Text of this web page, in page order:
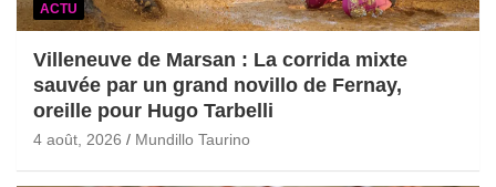
ACTU
Villeneuve de Marsan : La corrida mixte
sauvée par un grand novillo de Fernay,
oreille pour Hugo Tarbelli
4 août, 2026 Mundillo Taurino